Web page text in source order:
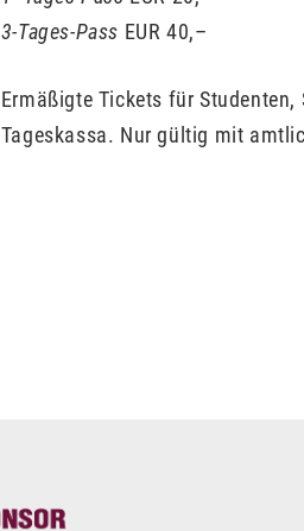
3-Tages-Pass EUR 40,–
Ermäßigte Tickets für
Tageskassa. Nur gültig mit